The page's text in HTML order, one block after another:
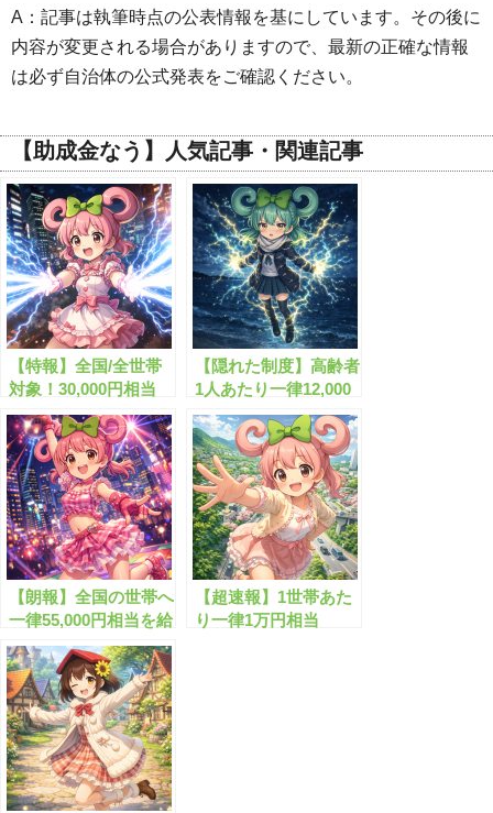
A：記事は執筆時点の公表情報を基にしています。その後に
内容が変更される場合がありますので、最新の正確な情報
は必ず自治体の公式発表をご確認ください。
【助成金なう】人気記事・関連記事
【特報】全国/全世帯
対象！30,000円相当
の”電気代・ガス代支
援”が始まります！
【隠れた制度】高齢者
1人あたり一律12,000
円の”電気代給付
金”とは？！
【朗報】全国の世帯へ
一律55,000円相当を給
付します！
【超速報】1世帯あた
り一律1万円相当